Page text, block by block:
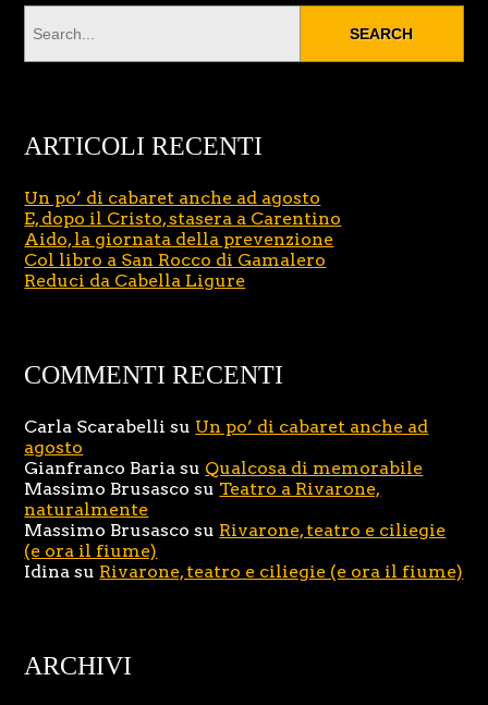
ARTICOLI RECENTI
Un po’ di cabaret anche ad agosto
E, dopo il Cristo, stasera a Carentino
Aido, la giornata della prevenzione
Col libro a San Rocco di Gamalero
Reduci da Cabella Ligure
COMMENTI RECENTI
Carla Scarabelli su Un po’ di cabaret anche ad
agosto
Gianfranco Baria su Qualcosa di memorabile
Massimo Brusasco su Teatro a Rivarone,
naturalmente
Massimo Brusasco su Rivarone, teatro e ciliegie
(e ora il fiume)
Idina su Rivarone, teatro e ciliegie (e ora il fiume)
ARCHIVI